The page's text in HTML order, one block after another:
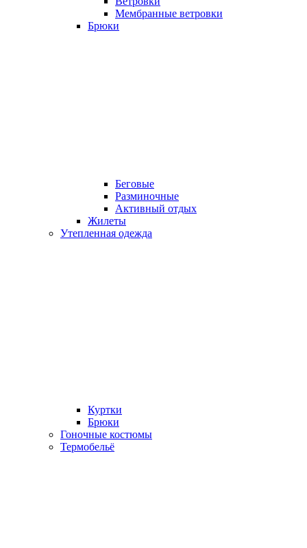
Мембранные ветровки
Брюки
Беговые
Разминочные
Активный отдых
Жилеты
Утепленная одежда
Куртки
Брюки
Гоночные костюмы
Термобельё